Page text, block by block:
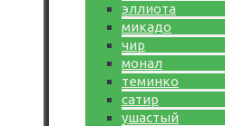
эллиота
микадо
чир
монал
теминко
сатир
ушастый